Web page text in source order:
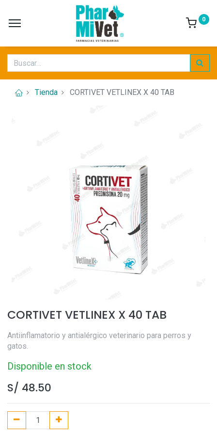
0
Tienda CORTIVET VETLINEX X 40 TAB
CORTIVET VETLINEX X 40 TAB
Antiinflamatorio y antialérgico veterinario para perros y
gatos.
Disponible en stock
S/ 48.50